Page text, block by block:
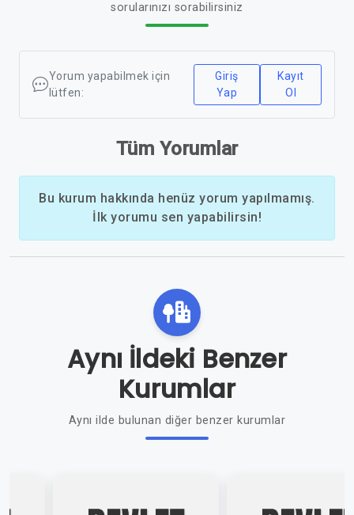
sorularınızı sorabilirsiniz
Yorum yapabilmek için
lütfen:
Giriş
Yap
Kayıt
Ol
Tüm Yorumlar
Bu kurum hakkında henüz yorum yapılmamış.
İlk yorumu sen yapabilirsin!
Aynı İldeki Benzer
Kurumlar
Aynı ilde bulunan diğer benzer kurumlar